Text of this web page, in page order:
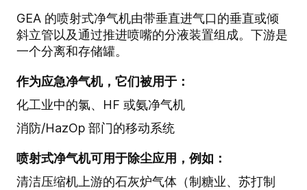
GEA 的喷射式净气机由带垂直进气口的垂直或倾
斜立管以及通过推进喷嘴的分液装置组成。下游是
一个分离和存储罐。
作为应急净气机，它们被用于：
化工业中的氯、HF 或氨净气机
消防/HazOp 部门的移动系统
喷射式净气机可用于除尘应用，例如：
清洁压缩机上游的石灰炉气体（制糖业、苏打制